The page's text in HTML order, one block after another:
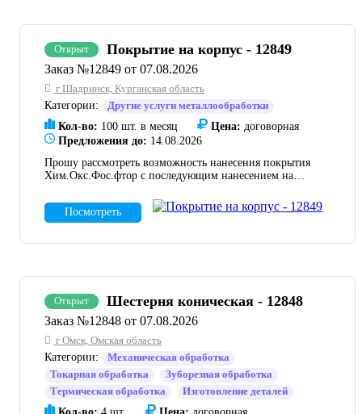
Открыт Покрытие на корпус - 12849
Заказ №12849 от 07.08.2026
г Шадринск, Курганская область
Категории:
Другие услуги металлообработки
Кол-во: 100 шт. в месяц Цена: договорная
Предложения до: 14.08.2026
Прошу рассмотреть возможность нанесения покрытия
Хим.Окс.Фос.фтор с последующим нанесением на
алюминиевую деталь: - корпус состоит из деталей,
изготовленных из следующих материалов АМ26 ГОСТ
АМг6БМ-5, АМ6БМ-4, АМ5М-4 ГОСТ 21631-76, АК7ч
месяц. - приложение: КД на корпус - необходимое
покрытие отмечено красным прямоугольником.
Посмотреть
Открыт Шестерня коническая - 12848
Заказ №12848 от 07.08.2026
г Омск, Омская область
Категории:
Механическая обработка
Токарная обработка
Зуборезная обработка
Термическая обработка
Изготовление деталей